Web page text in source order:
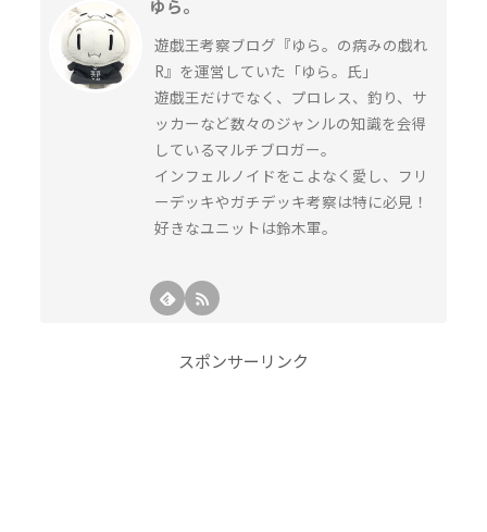
ゆら。
遊戯王考察ブログ『ゆら。の病みの戯れ
R』を運営していた「ゆら。氏」
遊戯王だけでなく、プロレス、釣り、サ
ッカーなど数々のジャンルの知識を会得
しているマルチブロガー。
インフェルノイドをこよなく愛し、フリ
ーデッキやガチデッキ考察は特に必見！
好きなユニットは鈴木軍。
スポンサーリンク